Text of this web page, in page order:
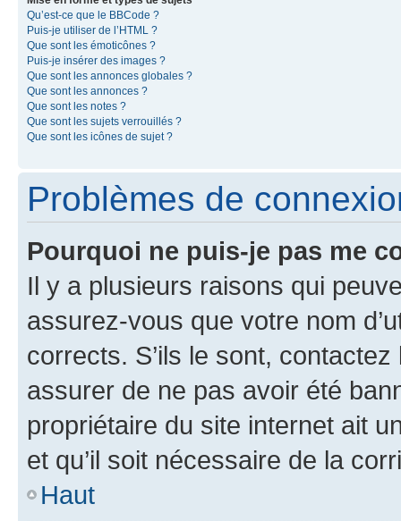
Qu’est-ce que le BBCode ?
Puis-je utiliser de l’HTML ?
Que sont les émoticônes ?
Puis-je insérer des images ?
Que sont les annonces globales ?
Que sont les annonces ?
Que sont les notes ?
Que sont les sujets verrouillés ?
Que sont les icônes de sujet ?
Problèmes de
Pourquoi ne puis-je pas me
Il y a plusieurs raisons qui
assurez-vous que votre nom
corrects. S’ils le sont,
assurer de ne pas avoir été
propriétaire du site internet ait
et qu’il soit nécessaire de la
Haut